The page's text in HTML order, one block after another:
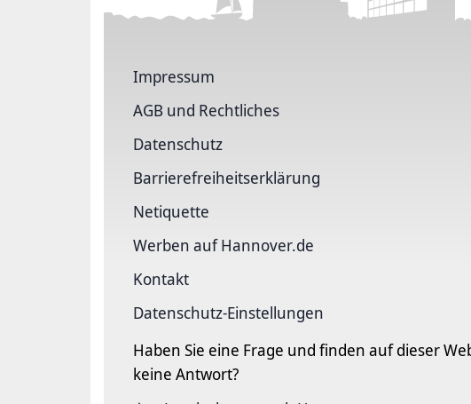
Impressum
AGB und Rechtliches
Datenschutz
Barriere­freiheits­erklärung
Netiquette
Werben auf Hannover.de
Kontakt
Datenschutz-Einstellungen
Haben Sie eine Frage und finden auf dieser
keine Antwort?